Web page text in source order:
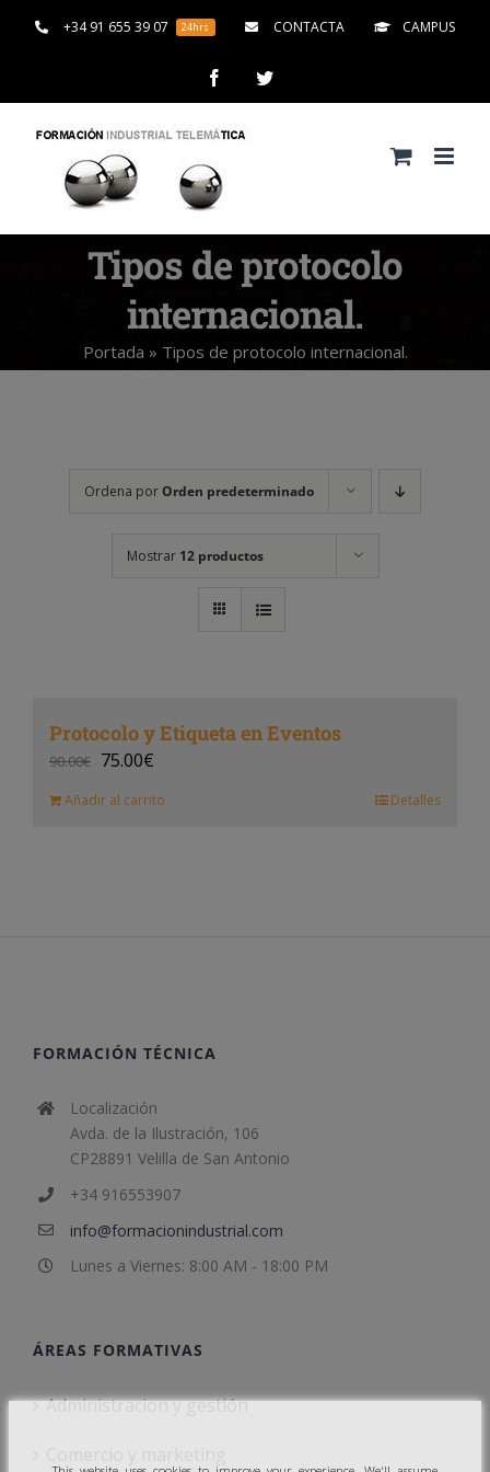
+34 91 655 39 07 24hrs CONTACTA CAMPUS
FacebookTwitter
Tipos de protocolo
internacional.
Portada » Tipos de protocolo internacional.
Ordena porOrden predeterminado
Mostrar 12 productos
Protocolo y Etiqueta en Eventos
90.00€ 75.00€
Añadir al carrito Detalles
FORMACIÓN TÉCNICA
Localización
Avda. de la Ilustración, 106
CP28891 Velilla de San Antonio
+34 916553907
info@formacionindustrial.com
Lunes a Viernes: 8:00 AM - 18:00 PM
ÁREAS FORMATIVAS
Administracion y gestión